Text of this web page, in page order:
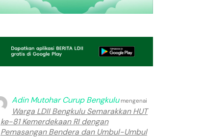
Adin Mutohar Curup Bengkulumengenai
Warga LDII Bengkulu Semarakkan HUT
ke-81 Kemerdekaan RI dengan
Pemasangan Bendera dan Umbul-Umbul